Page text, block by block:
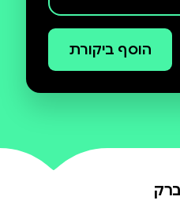
חושף
שבין שליטה
והשימוש בסקס
הוסף ביקורת